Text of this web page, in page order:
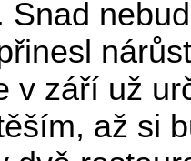
Snad
v září už
až si